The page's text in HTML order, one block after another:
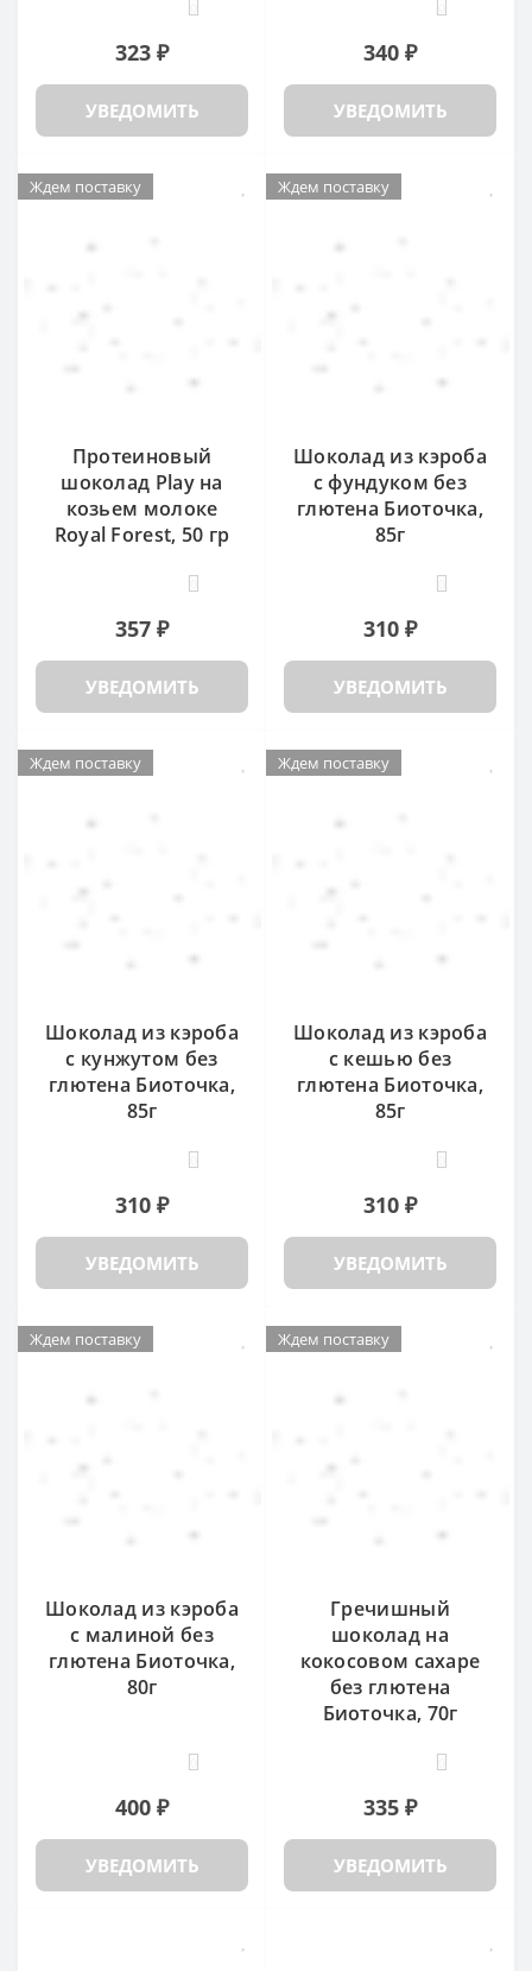
323 ₽
УВЕДОМИТЬ
340 ₽
УВЕДОМИТЬ
Ждем поставку
Протеиновый
шоколад Play на
козьем молоке
Royal Forest, 50 гр
357 ₽
УВЕДОМИТЬ
Ждем поставку
Шоколад из кэроба
с фундуком без
глютена Биоточка,
85г
310 ₽
УВЕДОМИТЬ
Ждем поставку
Шоколад из кэроба
с кунжутом без
глютена Биоточка,
85г
310 ₽
УВЕДОМИТЬ
Ждем поставку
Шоколад из кэроба
с кешью без
глютена Биоточка,
85г
310 ₽
УВЕДОМИТЬ
Ждем поставку
Шоколад из кэроба
с малиной без
глютена Биоточка,
80г
400 ₽
УВЕДОМИТЬ
Ждем поставку
Гречишный
шоколад на
кокосовом сахаре
без глютена
Биоточка, 70г
335 ₽
УВЕДОМИТЬ